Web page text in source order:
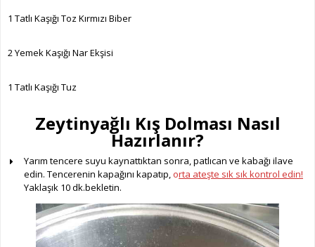
1 Tatlı Kaşığı Toz Kırmızı Biber
2 Yemek Kaşığı Nar Ekşisi
1 Tatlı Kaşığı Tuz
Zeytinyağlı Kış Dolması Nasıl
Hazırlanır?
Yarım tencere suyu kaynattıktan sonra, patlıcan ve kabağı ilave
edin. Tencerenin kapağını kapatıp, orta ateşte sık sık kontrol edin!
Yaklaşık 10 dk.bekletin.